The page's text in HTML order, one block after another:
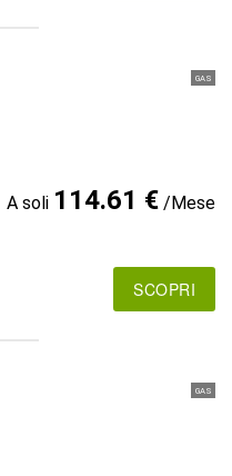
GAS
A soli 114.61 €/Mese
SCOPRI
GAS